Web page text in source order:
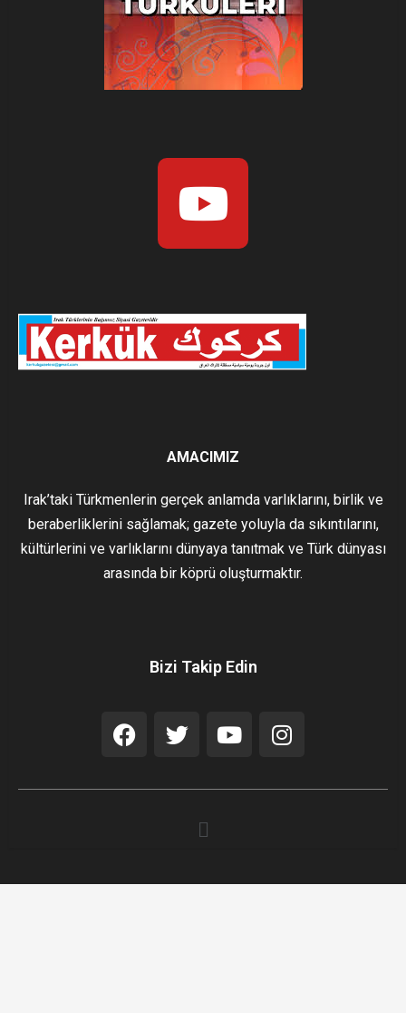
AMACIMIZ
Irak’taki Türkmenlerin gerçek anlamda varlıklarını, birlik ve
beraberliklerini sağlamak; gazete yoluyla da sıkıntılarını,
kültürlerini ve varlıklarını dünyaya tanıtmak ve Türk dünyası
arasında bir köprü oluşturmaktır.
Bizi Takip Edin